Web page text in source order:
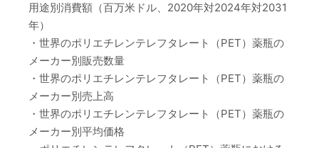
用途別消費額（百万米ドル、2020年対2024年対2031
年）
・世界のポリエチレンテレフタレート（PET）薬瓶の
メーカー別販売数量
・世界のポリエチレンテレフタレート（PET）薬瓶の
メーカー別売上高
・世界のポリエチレンテレフタレート（PET）薬瓶の
メーカー別平均価格